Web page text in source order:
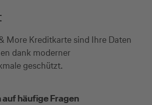
More Kreditkarte sind Ihre Daten
dank moderner
geschützt.
häufige Fragen